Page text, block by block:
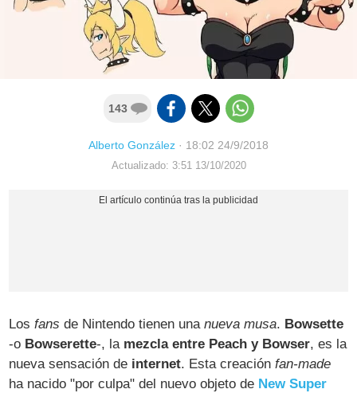
143
Alberto González · 18:02 24/9/2018
Actualizado: 3:51 13/10/2020
Losfans de Nintendo tienen unanueva musa. Bowsette
-o Bowserette-, la mezcla entre Peach y Bowser, es la
nueva sensación de internet. Esta creaciónfan-made
ha nacido "por culpa" del nuevo objeto de New Super